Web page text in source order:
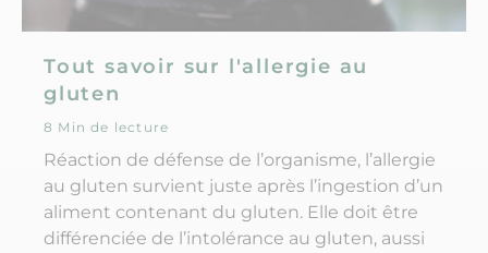
Tout savoir sur l'allergie au
gluten
8 Min de lecture
Réaction de défense de l’organisme, l’allergie
au gluten survient juste après l’ingestion d’un
aliment contenant du gluten. Elle doit être
différenciée de l’intolérance au gluten, aussi